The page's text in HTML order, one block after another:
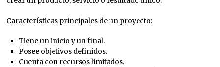
Características principales de un proyecto:
Tiene un inicio y un final.
Posee objetivos definidos.
Cuenta con recursos limitados.